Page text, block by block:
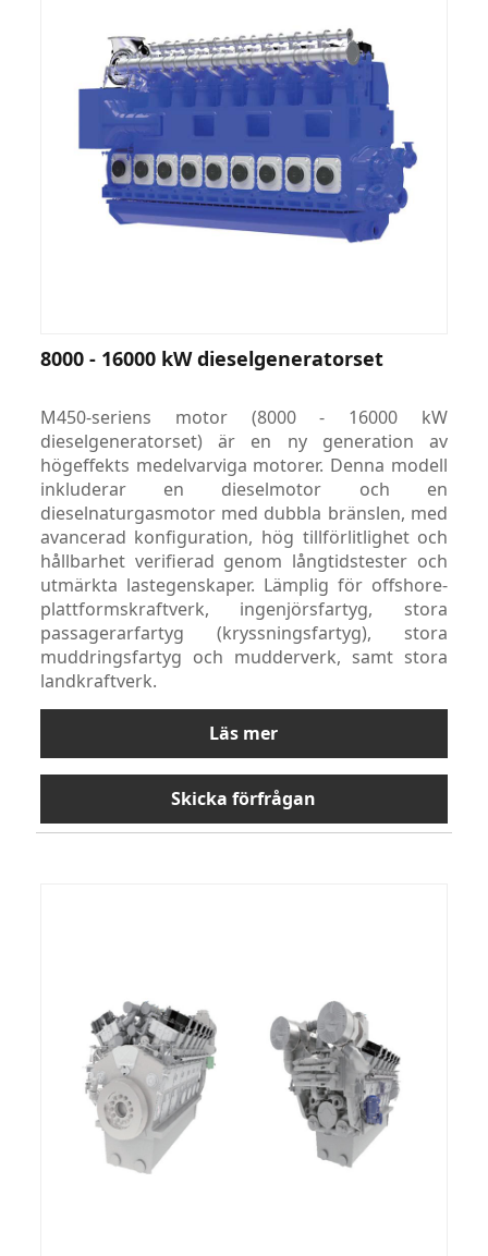
8000 - 16000 kW dieselgeneratorset
M450-seriens motor (8000 - 16000 kW
dieselgeneratorset) är en ny generation av
högeffekts medelvarviga motorer. Denna modell
inkluderar en dieselmotor och en
dieselnaturgasmotor med dubbla bränslen, med
avancerad konfiguration, hög tillförlitlighet och
hållbarhet verifierad genom långtidstester och
utmärkta lastegenskaper. Lämplig för offshore-
plattformskraftverk, ingenjörsfartyg, stora
passagerarfartyg (kryssningsfartyg), stora
muddringsfartyg och mudderverk, samt stora
landkraftverk.
Läs mer
Skicka förfrågan